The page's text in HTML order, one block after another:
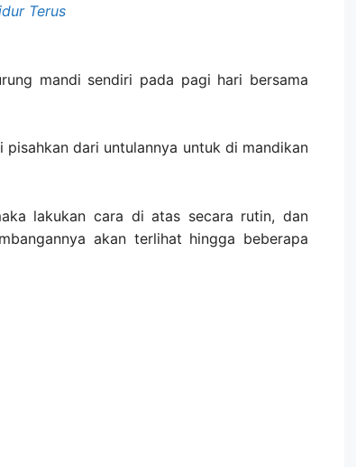
Terus
mandi sendiri pada pagi hari bersama
dari untulannya untuk di mandikan
lakukan cara di atas secara rutin, dan
akan terlihat hingga beberapa